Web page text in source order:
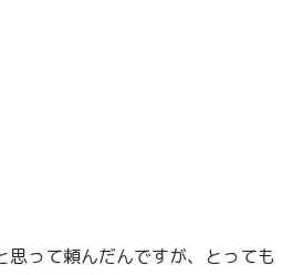
思って頼んだんですが、とっても